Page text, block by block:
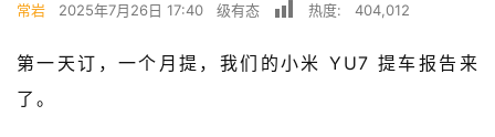
超
报
常岩 2025年7月26日 17:40 级有态 热度: 404,012
第一天订，一个月提，我们的小米 YU7 提车报告来
了。